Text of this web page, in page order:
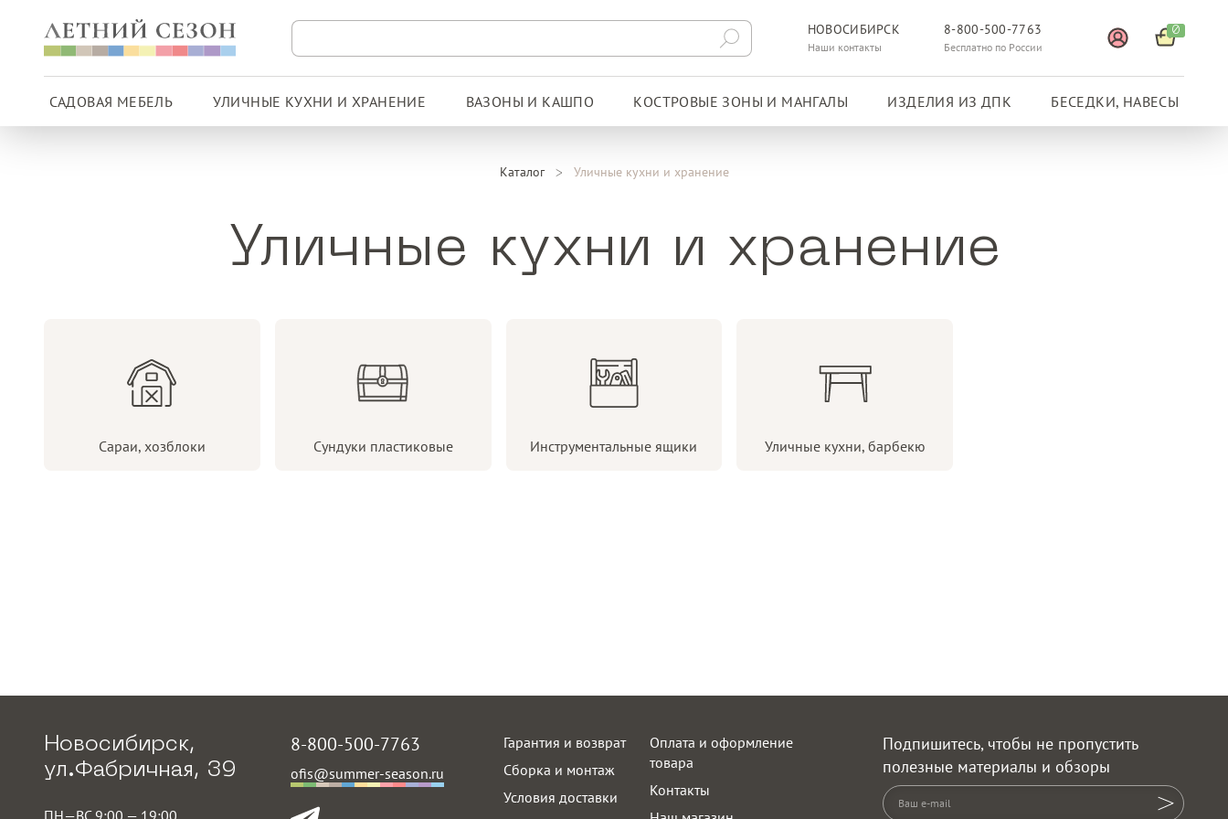
НОВОСИБИРСК
Наши контакты
8-800-500-7763
Бесплатно по России
0
САДОВАЯ МЕБЕЛЬ УЛИЧНЫЕ КУХНИ И ХРАНЕНИЕ ВАЗОНЫ И КАШПО КОСТРОВЫЕ ЗОНЫ И МАНГАЛЫ ИЗДЕЛИЯ ИЗ ДПК БЕСЕДКИ, НАВЕСЫ
Каталог Уличные кухни и хранение
Уличные кухни и хранение
Сараи, хозблоки Сундуки пластиковые Инструментальные ящики Уличные кухни, барбекю
Новосибирск,
ул.Фабричная, 39
ПН—ВС 9:00 — 19:00
8-800-500-7763
ofis@summer-season.ru
Гарантия и возврат
Сборка и монтаж
Условия доставки
Оплата и оформление
товара
Контакты
Подпишитесь, чтобы не пропустить
полезные материалы и обзоры